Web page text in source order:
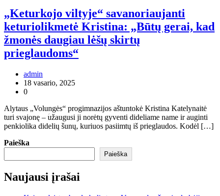
„Keturkojo viltyje“ savanoriaujanti
keturiolikmetė Kristina: „Būtų gerai, kad
žmonės daugiau lėšų skirtų
prieglaudoms“
admin
18 vasario, 2025
0
Alytaus „Volungės“ progimnazijos aštuntokė Kristina Katelynaitė
turi svajonę – ؘužaugusi ji norėtų gyventi dideliame name ir auginti
penkiolika didelių šunų, kuriuos pasiimtų iš prieglaudos. Kodėl […]
Paieška
Paieška
Naujausi įrašai